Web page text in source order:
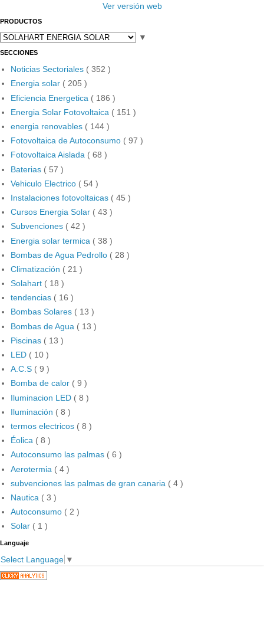
Ver versión web
PRODUCTOS
▼
SECCIONES
Noticias Sectoriales ( 352 )
Energia solar ( 205 )
Eficiencia Energetica ( 186 )
Energia Solar Fotovoltaica ( 151 )
energia renovables ( 144 )
Fotovoltaica de Autoconsumo ( 97 )
Fotovoltaica Aislada ( 68 )
Baterias ( 57 )
Vehiculo Electrico ( 54 )
Instalaciones fotovoltaicas ( 45 )
Cursos Energia Solar ( 43 )
Subvenciones ( 42 )
Energia solar termica ( 38 )
Bombas de Agua Pedrollo ( 28 )
Climatización ( 21 )
Solahart ( 18 )
tendencias ( 16 )
Bombas Solares ( 13 )
Bombas de Agua ( 13 )
Piscinas ( 13 )
LED ( 10 )
A.C.S ( 9 )
Bomba de calor ( 9 )
Iluminacion LED ( 8 )
Iluminación ( 8 )
termos electricos ( 8 )
Éolica ( 8 )
Autoconsumo las palmas ( 6 )
Aerotermia ( 4 )
subvenciones las palmas de gran canaria ( 4 )
Nautica ( 3 )
Autoconsumo ( 2 )
Solar ( 1 )
Languaje
Select Language ▼